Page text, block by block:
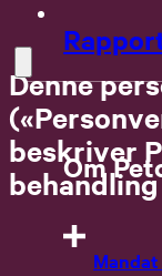
Om
Denne
beskriver